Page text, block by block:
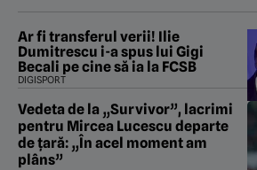
dacă își cere scuze
Ar fi transferul verii! Ilie
Dumitrescu i-a spus lui Gigi
Becali pe cine să ia la FCSB
DIGISPORT
Vedeta de la „Survivor”, lacrimi
pentru Mircea Lucescu departe
de țară: „În acel moment am
plâns”